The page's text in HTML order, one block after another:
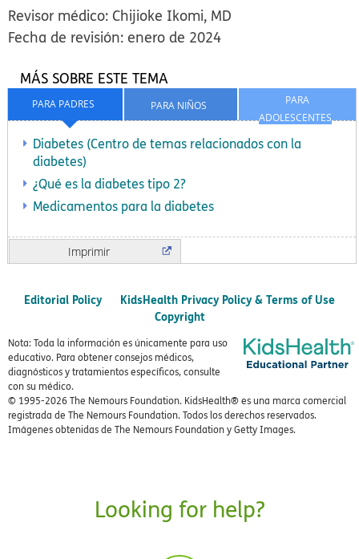
Revisor médico: Chijioke Ikomi, MD
Fecha de revisión: enero de 2024
PARA
ADOLESCENTES
PARA NIÑOS
PARA PADRES
MÁS SOBRE ESTE TEMA
Diabetes (Centro de temas relacionados con la
diabetes)
¿Qué es la diabetes tipo 2?
Medicamentos para la diabetes
Imprimir
Editorial Policy
KidsHealth Privacy Policy & Terms of Use
Copyright
Nota: Toda la información es únicamente para uso
educativo. Para obtener consejos médicos,
diagnósticos y tratamientos específicos, consulte
con su médico.
© 1995-2026 The Nemours Foundation. KidsHealth® es una marca comercial
registrada de The Nemours Foundation. Todos los derechos reservados.
Imágenes obtenidas de The Nemours Foundation y Getty Images.
Looking for help?